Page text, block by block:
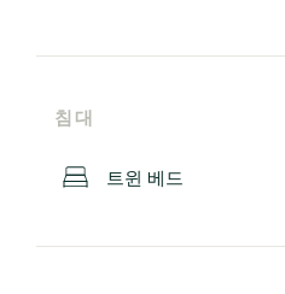
침대
트윈 베드